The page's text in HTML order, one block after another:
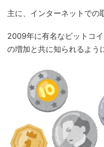
主に、インターネットでの
2009年に有名なビットコ
の増加と共に知られるよう